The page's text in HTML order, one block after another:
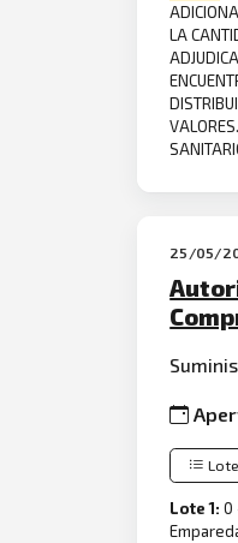
LA
25/05/
Lote 1:0